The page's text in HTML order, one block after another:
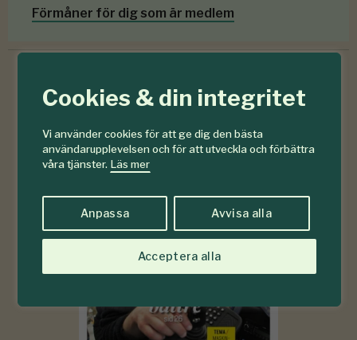
Cookies & din integritet
Vi använder cookies för att ge dig den bästa
användarupplevelsen och för att utveckla och förbättra
våra tjänster. Läs mer
Anpassa Avvisa alla
Acceptera alla
Förmåner för dig som är medlem
6-7
2026